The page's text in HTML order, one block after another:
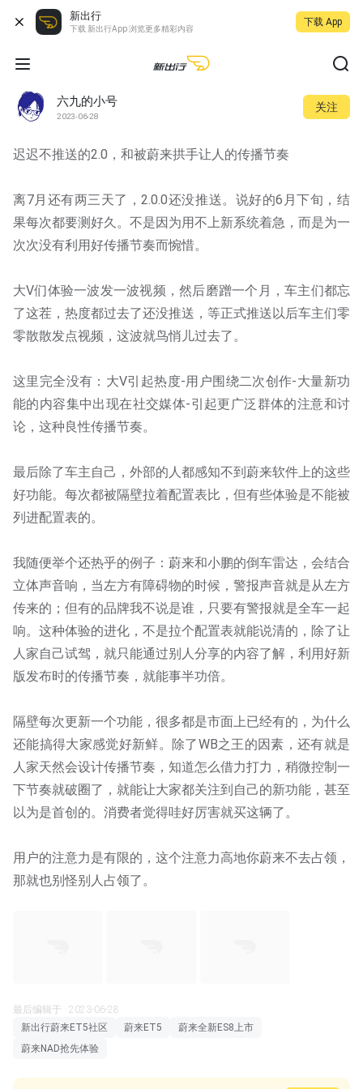
新出行
下载 新出行App 浏览更多精彩内容
下载 App
六九的小号
2023-06-28
关注
迟迟不推送的2.0，和被蔚来拱手让人的传播节奏
离7月还有两三天了，2.0.0还没推送。说好的6月下旬，结
果每次都要测好久。不是因为用不上新系统着急，而是为一
次次没有利用好传播节奏而惋惜。
大V们体验一波发一波视频，然后磨蹭一个月，车主们都忘
了这茬，热度都过去了还没推送，等正式推送以后车主们零
零散散发点视频，这波就鸟悄儿过去了。
这里完全没有：大V引起热度-用户围绕二次创作-大量新功
能的内容集中出现在社交媒体-引起更广泛群体的注意和讨
论，这种良性传播节奏。
最后除了车主自己，外部的人都感知不到蔚来软件上的这些
好功能。每次都被隔壁拉着配置表比，但有些体验是不能被
列进配置表的。
我随便举个还热乎的例子：蔚来和小鹏的倒车雷达，会结合
立体声音响，当左方有障碍物的时候，警报声音就是从左方
传来的；但有的品牌我不说是谁，只要有警报就是全车一起
响。这种体验的进化，不是拉个配置表就能说清的，除了让
人家自己试驾，就只能通过别人分享的内容了解，利用好新
版发布时的传播节奏，就能事半功倍。
隔壁每次更新一个功能，很多都是市面上已经有的，为什么
还能搞得大家感觉好新鲜。除了WB之王的因素，还有就是
人家天然会设计传播节奏，知道怎么借力打力，稍微控制一
下节奏就破圈了，就能让大家都关注到自己的新功能，甚至
以为是首创的。消费者觉得哇好厉害就买这辆了。
用户的注意力是有限的，这个注意力高地你蔚来不去占领，
那就也别怪别人占领了。
最后编辑于 · 2023-06-28
新出行蔚来ET5社区
蔚来ET5
蔚来全新ES8上市
蔚来NAD抢先体验